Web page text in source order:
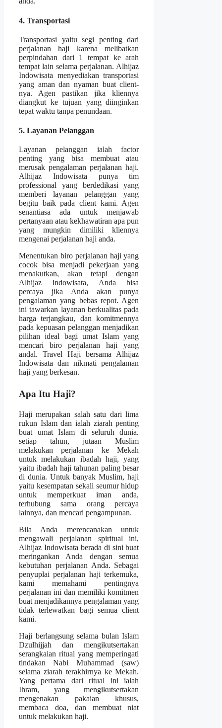
4. Transportasi
Transportasi yaitu segi penting dari
perjalanan haji karena melibatkan
perpindahan dari 1 tempat ke arah
tempat lain selama perjalanan. Alhijaz
Indowisata menyediakan transportasi
yang aman dan nyaman buat client-
nya. Agen pastikan jika kliennya
diangkut ke tujuan yang diinginkan
tepat waktu tanpa penundaan.
5. Layanan Pelanggan
Layanan pelanggan ialah factor
penting yang bisa membuat atau
merusak pengalaman perjalanan haji.
Alhijaz Indowisata punya tim
professional yang berdedikasi yang
memberi layanan pelanggan yang
begitu baik pada client kami. Agen
senantiasa ada untuk menjawab
pertanyaan atau kekhawatiran apa pun
yang mungkin dimiliki kliennya
mengenai perjalanan haji anda.
Menentukan biro perjalanan haji yang
cocok bisa menjadi pekerjaan yang
menakutkan, akan tetapi dengan
Alhijaz Indowisata, Anda bisa
percaya jika Anda akan punya
pengalaman yang bebas repot. Agen
ini tawarkan layanan berkualitas pada
harga terjangkau, dan komitmennya
pada kepuasan pelanggan menjadikan
pilihan ideal bagi umat Islam yang
mencari biro perjalanan haji yang
andal. Travel Haji bersama Alhijaz
Indowisata dan nikmati pengalaman
haji yang berkesan.
Apa Itu Haji?
Haji merupakan salah satu dari lima
rukun Islam dan ialah ziarah penting
buat umat Islam di seluruh dunia.
setiap tahun, jutaan Muslim
melakukan perjalanan ke Mekah
untuk melakukan ibadah haji, yang
yaitu ibadah haji tahunan paling besar
di dunia. Untuk banyak Muslim, haji
yaitu kesempatan sekali seumur hidup
untuk memperkuat iman anda,
terhubung sama orang percaya
lainnya, dan mencari pengampunan.
Bila Anda merencanakan untuk
mengawali perjalanan spiritual ini,
Alhijaz Indowisata berada di sini buat
meringankan Anda dengan semua
kebutuhan perjalanan Anda. Sebagai
penyuplai perjalanan haji terkemuka,
kami memahami pentingnya
perjalanan ini dan memiliki komitmen
buat menjadikannya pengalaman yang
tidak terlewatkan bagi semua client
kami.
Haji berlangsung selama bulan Islam
Dzulhijjah dan mengikutsertakan
serangkaian ritual yang memperingati
tindakan Nabi Muhammad (saw)
selama ziarah terakhirnya ke Mekah.
Yang pertama dari ritual ini ialah
Ihram, yang mengikutsertakan
mengenakan pakaian khusus,
membaca doa, dan membuat niat
untuk melakukan haji.